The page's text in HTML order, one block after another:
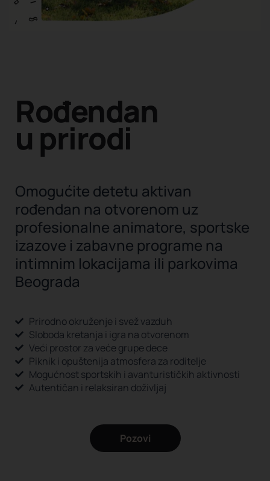
Rođendan
u prirodi
Omogućite detetu aktivan
rođendan na otvorenom uz
profesionalne animatore, sportske
izazove i zabavne programe na
intimnim lokacijama ili parkovima
Beograda
Prirodno okruženje i svež vazduh
Sloboda kretanja i igra na otvorenom
Veći prostor za veće grupe dece
Piknik i opuštenija atmosfera za roditelje
Mogućnost sportskih i avanturističkih aktivnosti
Autentičan i relaksiran doživljaj
Pozovi